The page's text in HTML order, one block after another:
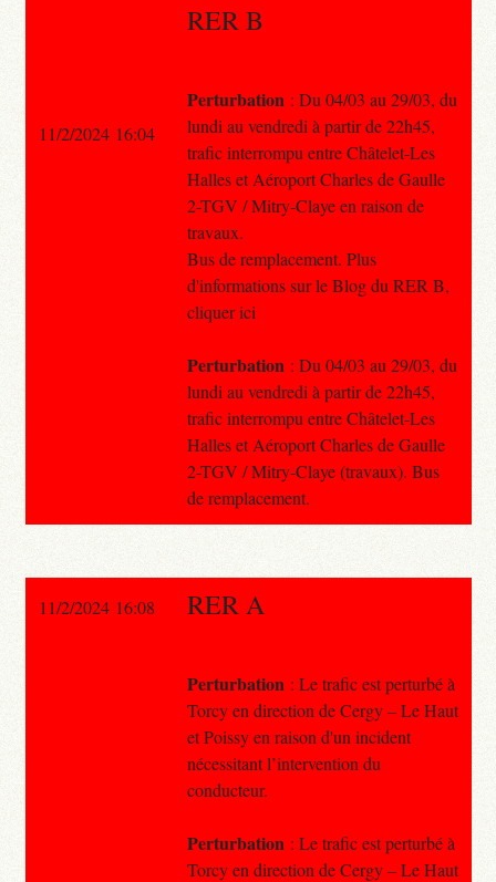
RER B
Perturbation : Du 04/03 au 29/03, du
lundi au vendredi à partir de 22h45,
trafic interrompu entre Châtelet-Les
Halles et Aéroport Charles de Gaulle
2-TGV / Mitry-Claye en raison de
travaux.
Bus de remplacement. Plus
d'informations sur le Blog du RER B,
cliquer ici
Perturbation : Du 04/03 au 29/03, du
lundi au vendredi à partir de 22h45,
trafic interrompu entre Châtelet-Les
Halles et Aéroport Charles de Gaulle
2-TGV / Mitry-Claye (travaux). Bus
de remplacement.
11/2/2024 16:04
11/2/2024 16:08 RER A
Perturbation : Le trafic est perturbé à
Torcy en direction de Cergy – Le Haut
et Poissy en raison d'un incident
nécessitant l’intervention du
conducteur.
Perturbation : Le trafic est perturbé à
Torcy en direction de Cergy – Le Haut